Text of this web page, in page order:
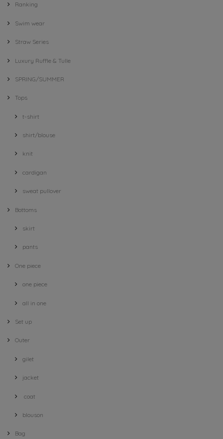
Ranking
Swim wear
Straw Series
Luxury Ruffle & Tulle
SPRING/SUMMER
Tops
t-shirt
shirt/blouse
knit
cardigan
sweat pullover
Bottoms
skirt
pants
One piece
one piece
all in one
Set up
Outer
gilet
jacket
coat
blouson
Bag